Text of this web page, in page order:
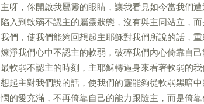
主呀，你開啟我屬靈的眼睛，讓我看見如今當我們
陷入到軟弱不認主的屬靈狀態，沒有與主同站立，
我們，使我們能夠回想起主耶穌對我們所說的話，
煉淨我們心中不認主的軟弱，破碎我們內心倚靠自
最軟弱不認主的時刻，主耶穌轉過身來看著軟弱的
想起主對我們說的話，使我們的靈能夠從軟弱黑暗
憫的愛充滿，不再倚靠自己的能力跟隨主，而是倚